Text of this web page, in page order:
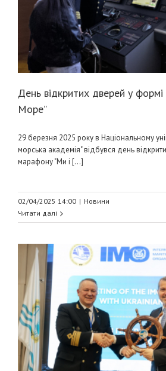
День відкритих дверей у
Море”
29 березня 2025 року в Національному
морська академія" відбувся день
марафону "Ми і [...]
02/04/2025 14:00 | Новини
Читати далі